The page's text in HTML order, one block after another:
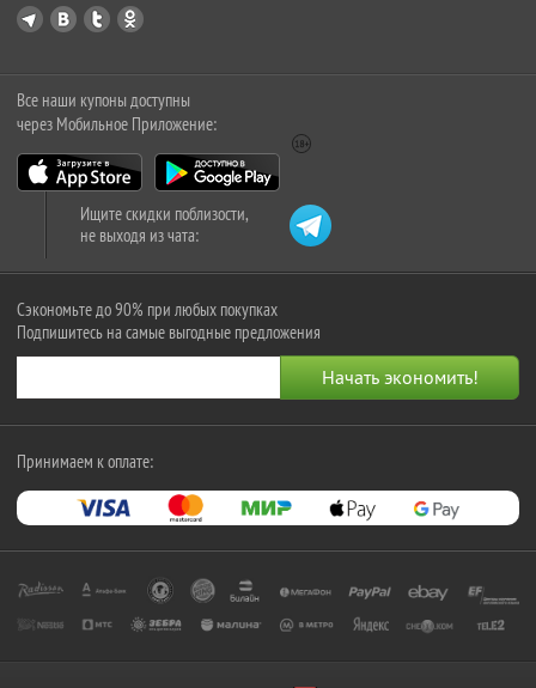
Все наши купоны доступны
через Мобильное Приложение:
Ищите скидки поблизости,
не выходя из чата:
Сэкономьте до 90% при любых покупках
Подпишитесь на самые выгодные предложения
Принимаем к оплате: